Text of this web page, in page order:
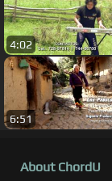
4:02
6:51
About ChordU